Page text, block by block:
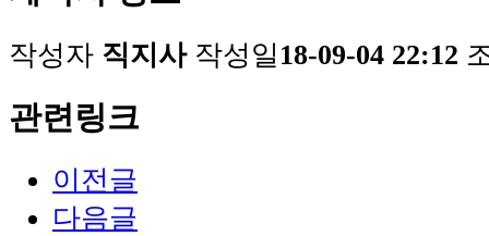
작성자 직지사 작성일 18-09-04 22:12
관련링크
이전글
다음글